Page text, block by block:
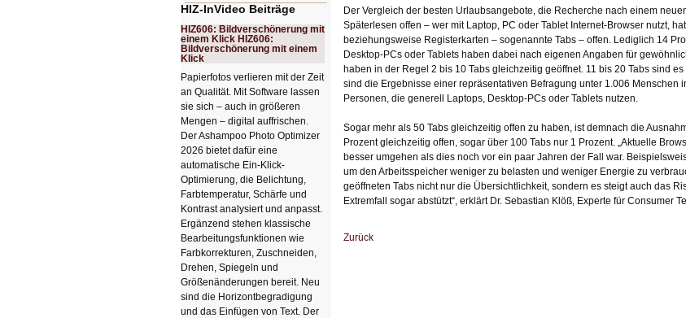
Der Vergleich der besten Urlaubsangebote, die Recherche nach einem
Späterlesen offen – wer mit Laptop, PC oder Tablet Internet-Browser nutzt,
beziehungsweise Registerkarten – sogenannte Tabs – offen. Lediglich 14
Desktop-PCs oder Tablets haben dabei nach eigenen Angaben für
haben in der Regel 2 bis 10 Tabs gleichzeitig geöffnet. 11 bis 20 Tabs sind
sind die Ergebnisse einer repräsentativen Befragung unter 1.006 Menschen
Personen, die generell Laptops, Desktop-PCs oder Tablets nutzen.
Sogar mehr als 50 Tabs gleichzeitig offen zu haben, ist demnach die
Prozent gleichzeitig offen, sogar über 100 Tabs nur 1 Prozent. „Aktuelle
besser umgehen als dies noch vor ein paar Jahren der Fall war.
um den Arbeitsspeicher weniger zu belasten und weniger Energie zu
geöffneten Tabs nicht nur die Übersichtlichkeit, sondern es steigt auch das
Extremfall sogar abstützt“, erklärt Dr. Sebastian Klöß, Experte für Consumer
Zurück
HIZ-InVideo Beiträge
HIZ606: Bildverschönerung mit
einem Klick HIZ606:
Bildverschönerung mit einem
Klick
Papierfotos verlieren mit der Zeit
an Qualität. Mit Software lassen
sie sich – auch in größeren
Mengen – digital auffrischen.
Der Ashampoo Photo Optimizer
2026 bietet dafür eine
automatische Ein-Klick-
Optimierung, die Belichtung,
Farbtemperatur, Schärfe und
Kontrast analysiert und anpasst.
Ergänzend stehen klassische
Bearbeitungsfunktionen wie
Farbkorrekturen, Zuschneiden,
Drehen, Spiegeln und
Größenänderungen bereit. Neu
sind die Horizontbegradigung
und das Einfügen von Text. Der